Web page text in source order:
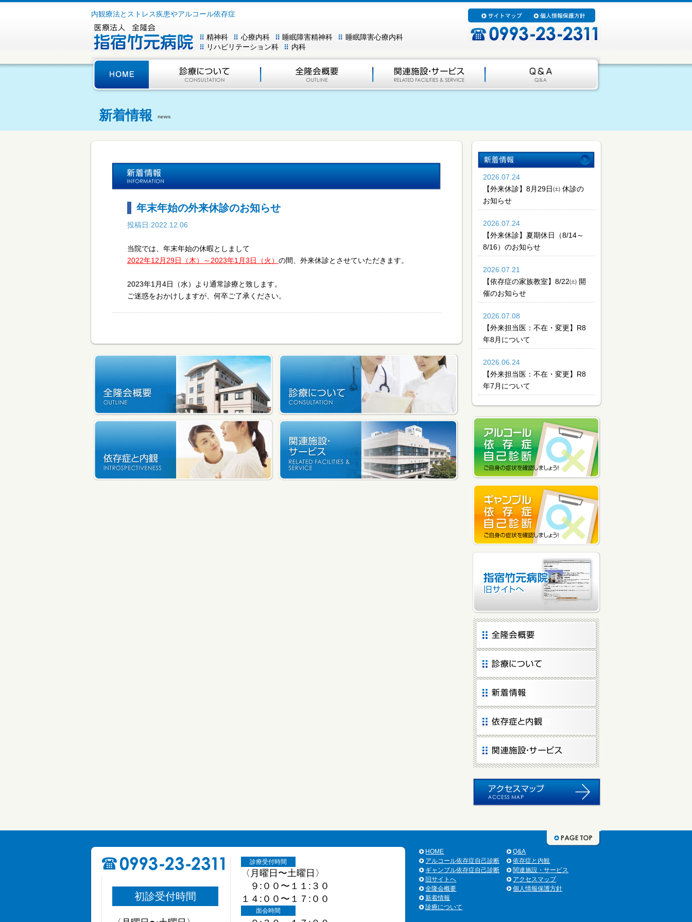
内観療法とストレス疾患やアルコール依存症
精神科 心療内科 睡眠障害精神科
睡眠障害心療内科
リハビリテーション科
内科
新着情報 news
年末年始の外来休診のお知らせ
投稿日:2022.12.06
当院では、年末年始の休暇としまして
2022年12月29日（木）～2023年1月3日（火） の間、外来休診とさせていただきます。
2023年1月4日（水）より通常診療と致します。
ご迷惑をおかけしますが、何卒ご了承ください。
2026.07.24
【外来休診】8月29日㈯ 休診の
お知らせ
2026.07.24
【外来休診】夏期休日（8/14～
8/16）のお知らせ
2026.07.21
【依存症の家族教室】8/22㈯ 開
催のお知らせ
2026.07.08
【外来担当医：不在・変更】R8
年8月について
2026.06.24
【外来担当医：不在・変更】R8
年7月について
初診受付時間
診療受付時間
〈月曜日〜土曜日〉
９:００〜１１:３０
１４:００〜１７:００
面会時間
HOME
アルコール依存症自己診断
ギャンブル依存症自己診断
旧サイトへ
全隆会概要
新着情報
診療について
Q&A
依存症と内観
関連施設・サービス
アクセスマップ
個人情報保護方針